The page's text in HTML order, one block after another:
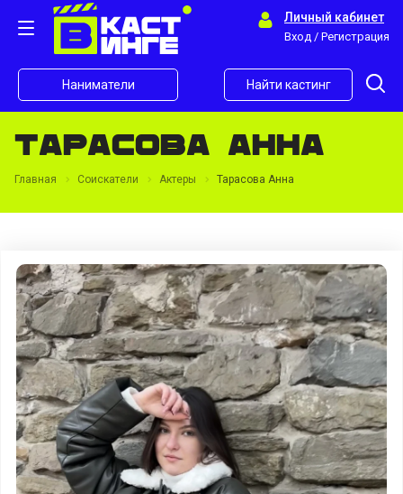
Личный кабинет
Вход / Регистрация
Наниматели Найти кастинг
Тарасова Анна
Главная Соискатели Актеры Тарасова Анна